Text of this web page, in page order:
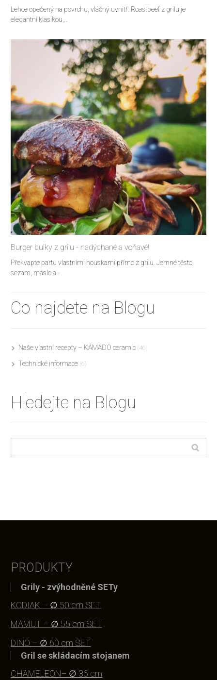
Lehce opečený na povrchu, vláčný uvnitř. Roastbeef z grilu je
elegantní klasikou,…
Burger bulky z grilu - nadýchané a voňavé!
Překvapte partu vlastními houskami přímo z grilu. Jemné těsto,
sezam, máslo a…
Co najdete na Blogu
Naše vlastní recepty – KAMADO ceramic (46)
Technické informace (6)
Hledejte na Blogu
PRODUKTY
Grily - zvýhodněné SETy
KODIAK – ∅ 50 cm SET
MAMUT – ∅ 55 cm SET
DINO – ∅ 60 cm SET
Gril se skládacím stojanem
CHAMELEON– ∅ 36 cm